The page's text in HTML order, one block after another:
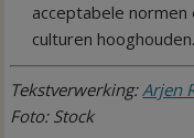
acceptabele
culturen hooghouden.
Tekstverwerking: Arjen
Foto: Stock